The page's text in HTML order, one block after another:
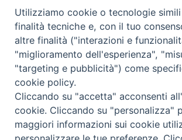
via Amedeo Rossi, 28 - 12100
Utilizziamo cookie o tecnologie
finalità tecniche e, con il tuo
altre finalità ("interazioni e
"miglioramento dell'esperienza",
"targeting e pubblicità") come
cookie policy.
Cliccando su "accetta" acconsenti
cookie. Cliccando su "personalizza"
maggiori informazioni sui cookie